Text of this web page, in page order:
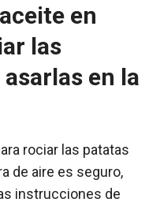
en
las
en la
rociar las patatas
de aire es seguro,
instrucciones de